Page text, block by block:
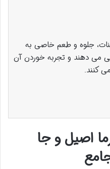
جلوه و طعم خاصی به
می دهند و تجربه خوردن آن
کنند.
اصیل و جا